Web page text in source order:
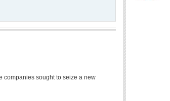
companies sought to seize a new